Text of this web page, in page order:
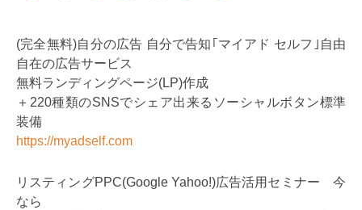
(完全無料)自分の広告 自分で告知｢マイアド セルフ｣自由
自在の広告サービス
無料ランディングページ(LP)作成
＋220種類のSNSでシェア出来るソーシャルボタン標準
装備
https://myadself.com
リスティングPPC(Google Yahoo!)広告活用セミナー 今
なら